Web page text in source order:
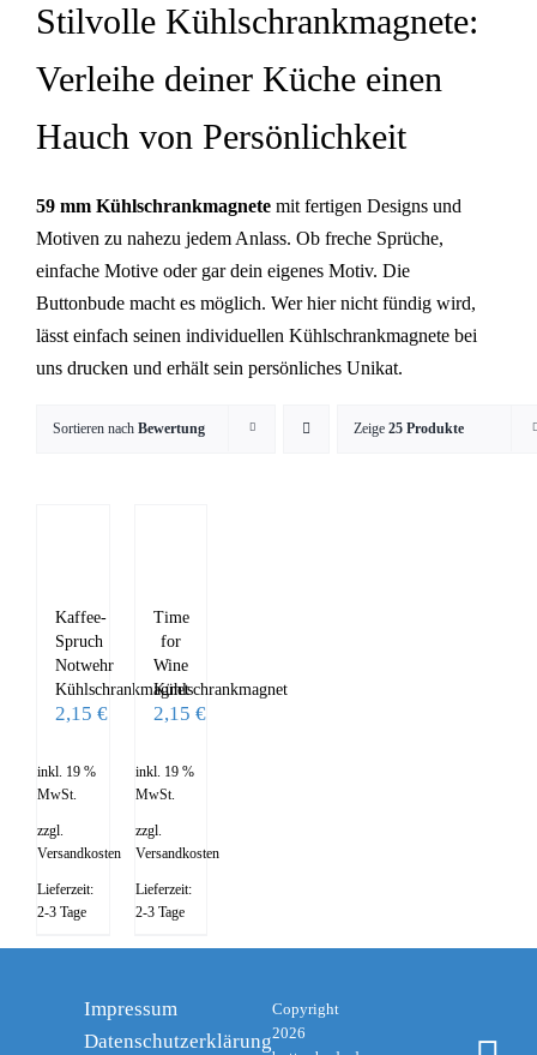
Stilvolle Kühlschrankmagnete:
Verleihe deiner Küche einen
Hauch von Persönlichkeit
59 mm Kühlschrankmagnete mit fertigen Designs und
Motiven zu nahezu jedem Anlass. Ob freche Sprüche,
einfache Motive oder gar dein eigenes Motiv. Die
Buttonbude macht es möglich. Wer hier nicht fündig wird,
lässt einfach seinen individuellen Kühlschrankmagnete bei
uns drucken und erhält sein persönliches Unikat.
Sortieren nach Bewertung Zeige 25 Produkte
Kaffee-
Spruch
Notwehr
Kühlschrankmagnet
2,15 €
inkl. 19 %
MwSt.
zzgl.
Versandkosten
Lieferzeit:
2-3 Tage
Time
for
Wine
Kühlschrankmagnet
2,15 €
inkl. 19 %
MwSt.
zzgl.
Versandkosten
Lieferzeit:
2-3 Tage
Impressum
Datenschutzerklärung
Copyright
2026